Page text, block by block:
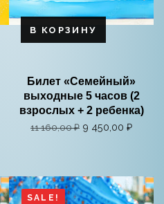
В КОРЗИНУ
Билет «Семейный»
выходные 5 часов (2
взрослых + 2 ребенка)
11 160,00₽ 9 450,00 ₽
SALE!